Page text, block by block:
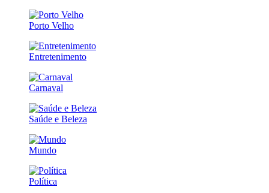
Porto Velho
Entretenimento
Carnaval
Saúde e Beleza
Mundo
Política